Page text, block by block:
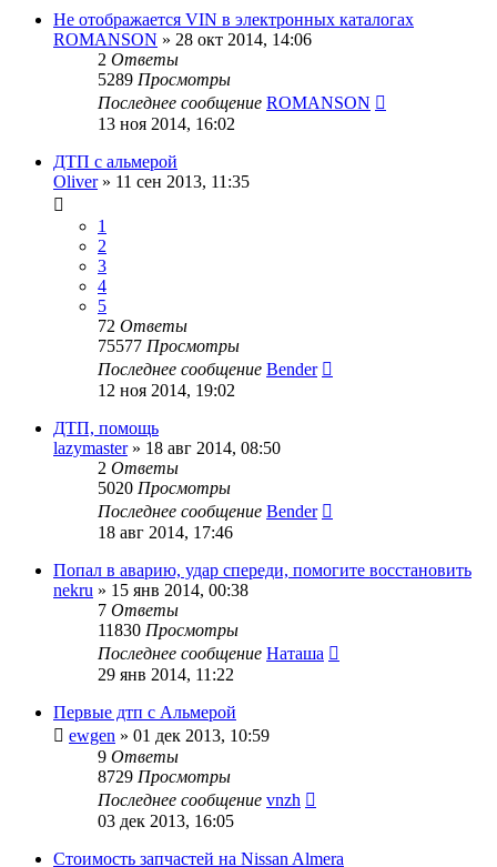
Не отображается VIN в электронных каталогах
ROMANSON » 28 окт 2014, 14:06
2 Ответы
5289 Просмотры
Последнее сообщение ROMANSON
13 ноя 2014, 16:02
ДТП с альмерой
Oliver» 11 сен 2013, 11:35
1
2
3
4
5
72 Ответы
75577 Просмотры
Последнее сообщение Bender
12 ноя 2014, 19:02
ДТП, помощь
lazymaster» 18 авг 2014, 08:50
2 Ответы
5020 Просмотры
Последнее сообщение Bender
18 авг 2014, 17:46
Попал в аварию, удар спереди, помогите восстановить
nekru » 15 янв 2014, 00:38
7 Ответы
11830 Просмотры
Последнее сообщение Наташа
29 янв 2014, 11:22
Первые дтп с Альмерой
ewgen » 01 дек 2013, 10:59
9 Ответы
8729 Просмотры
Последнее сообщение vnzh
03 дек 2013, 16:05
Стоимость запчастей на Nissan Almera